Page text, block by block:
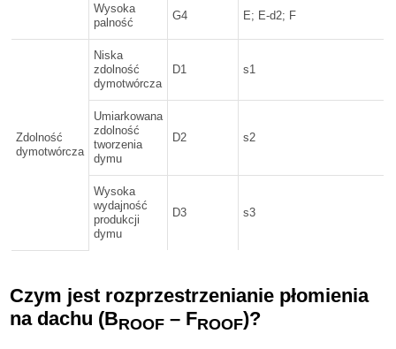
Wysoka
palność
G4 E; E-d2; F
Zdolność
dymotwórcza
Niska
zdolność
dymotwórcza
D1 s1
Umiarkowana
zdolność
tworzenia
dymu
D2 s2
Wysoka
wydajność
produkcji
dymu
D3 s3
Czym jest rozprzestrzenianie płomienia
na dachu (BROOF – FROOF)?